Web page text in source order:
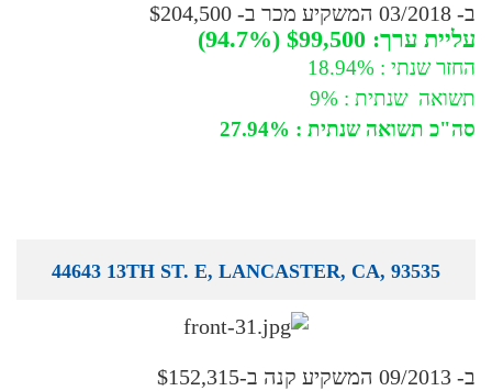
ב- 03/2018 המשקיע מכר ב- $204,500
עליית ערך: $99,500 (94.7%)
החזר שנתי : 18.94%
תשואה שנתית : 9%
סה"כ תשואה שנתית : 27.94%
44643 13TH ST. E, LANCASTER, CA, 93535
ב- 09/2013 המשקיע קנה ב-$152,315